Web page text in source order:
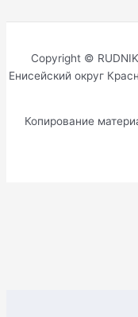
Copyright ©
Енисейский округ
Копирование